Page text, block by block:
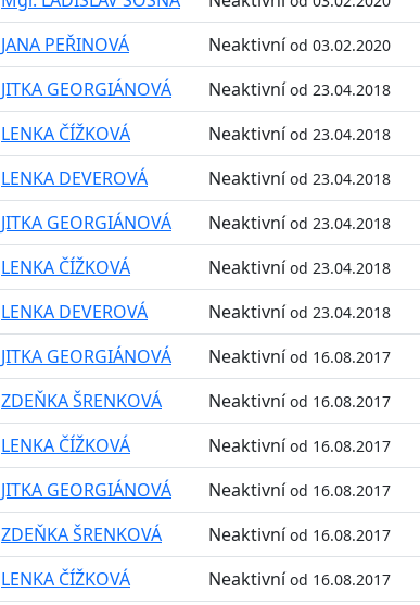
JANA PEŘINOVÁ
Neaktivníod 03.02.2020
JITKA GEORGIÁNOVÁ
Neaktivníod 23.04.2018
LENKA ČÍŽKOVÁ
Neaktivníod 23.04.2018
LENKA DEVEROVÁ
Neaktivníod 23.04.2018
JITKA GEORGIÁNOVÁ
Neaktivníod 23.04.2018
LENKA ČÍŽKOVÁ
Neaktivníod 23.04.2018
LENKA DEVEROVÁ
Neaktivníod 23.04.2018
JITKA GEORGIÁNOVÁ
Neaktivníod 16.08.2017
ZDEŇKA ŠRENKOVÁ
Neaktivníod 16.08.2017
LENKA ČÍŽKOVÁ
Neaktivníod 16.08.2017
JITKA GEORGIÁNOVÁ
Neaktivníod 16.08.2017
ZDEŇKA ŠRENKOVÁ
Neaktivníod 16.08.2017
LENKA ČÍŽKOVÁ
Neaktivníod 16.08.2017